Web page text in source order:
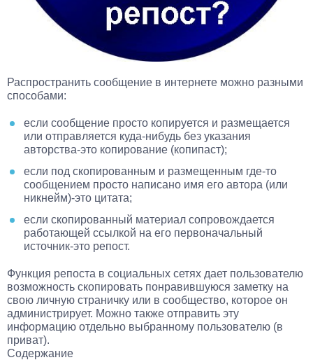
Распространить сообщение в интернете можно разными
способами:
если сообщение просто копируется и размещается
или отправляется куда-нибудь без указания
авторства-это копирование (копипаст);
если под скопированным и размещенным где-то
сообщением просто написано имя его автора (или
никнейм)-это цитата;
если скопированный материал сопровождается
работающей ссылкой на его первоначальный
источник-это репост.
Функция репоста в социальных сетях дает пользователю
возможность скопировать понравившуюся заметку на
свою личную страничку или в сообщество, которое он
администрирует. Можно также отправить эту
информацию отдельно выбранному пользователю (в
приват).
Содержание